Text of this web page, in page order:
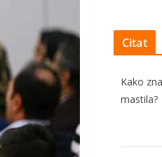
Citat
Kako
mastila?